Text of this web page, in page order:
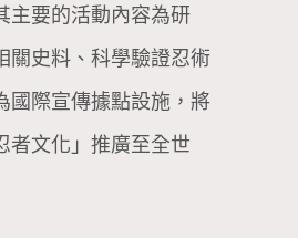
主要的活動內容為研
關史料、科學驗證忍術
國際宣傳據點設施，將
者文化」推廣至全世